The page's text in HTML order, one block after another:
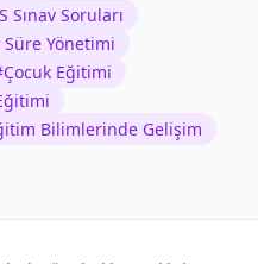
Sınav Soruları
Süre Yönetimi
Çocuk Eğitimi
Bilimlerinde Gelişim